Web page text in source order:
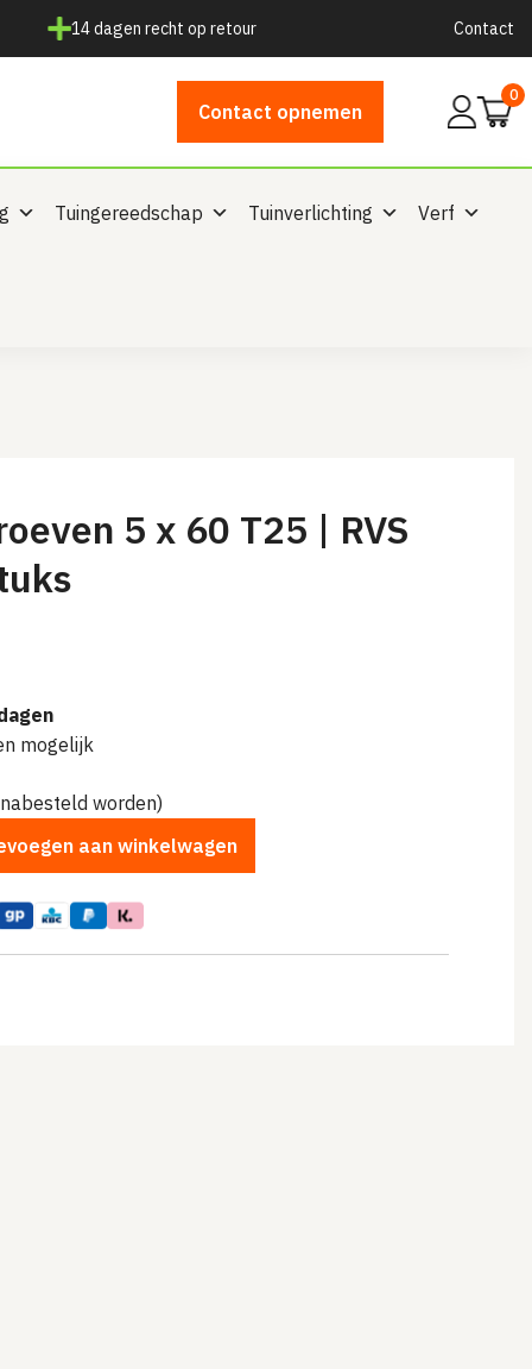
14 dagen recht op retour Contact
Contact opnemen
Mijn
0
Tuingereedschap Tuinverlichting Verf
5 x 60 T25 | RVS
mogelijk
worden)
aan winkelwagen